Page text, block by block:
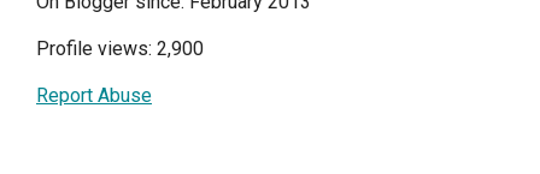
Profile views: 2,900
Report Abuse